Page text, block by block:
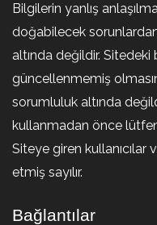
Bilgilerin yanlış
doğabilecek
altında değildir.
güncellenmemiş
sorumluluk altında
kullanmadan önce lütfen
Siteye giren kullanıcılar
etmiş sayılır.
Bağlantılar